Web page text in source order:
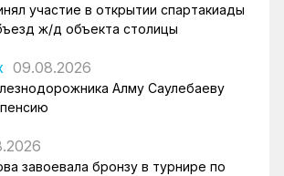
участие в открытии спартакиады
ж/д объекта столицы
09.08.2026
Алму Саулебаеву
завоевала бронзу в турнире по